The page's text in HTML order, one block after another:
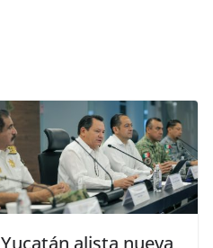
Yucatán alista nueva